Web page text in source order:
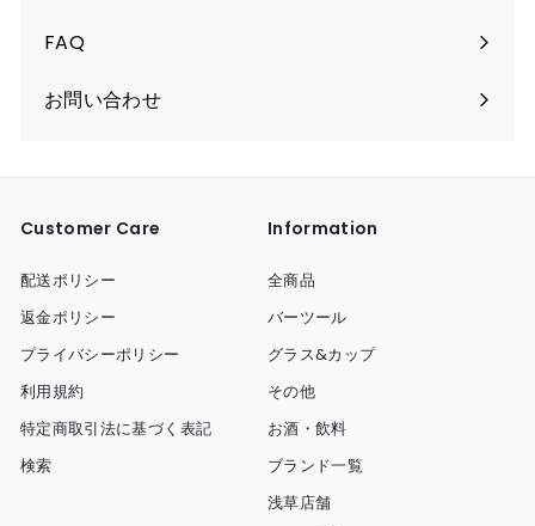
FAQ
お問い合わせ
Customer Care
配送ポリシー
返金ポリシー
プライバシーポリシー
利用規約
特定商取引法に基づく表記
検索
Information
全商品
バーツール
グラス&カップ
その他
お酒・飲料
ブランド一覧
浅草店舗